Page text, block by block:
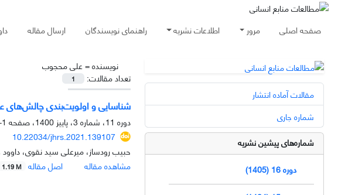
صفحه اصلی مرور اطلاعات نشریه راهنمای نویسندگان ارسال مقاله
نویسنده =علی محجوب
تعداد مقالات:
1
شناسایی و اولویت‌بندی چالش‌های
دوره 11، شماره 3، پاییز 1400، صفحه
1-25
10.22034/jhrs.2021.139107
حبیب رودساز، میرعلی سید نقوی،
مشاهده مقاله
اصل مقاله 1.19 M
مقالات آماده انتشار
شماره جاری
شماره‌های پیشین نشریه
دوره 16 (1405)